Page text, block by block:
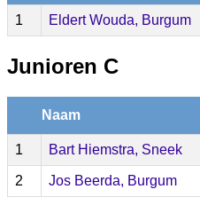
1 Eldert Wouda, Burgum
Junioren C
Naam
1 Bart Hiemstra, Sneek
2 Jos Beerda, Burgum